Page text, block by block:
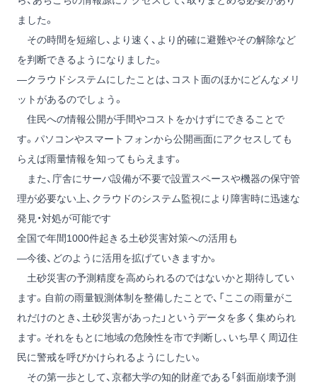
ました。
その時間を短縮し、より速く、より的確に避難やその解除など
を判断できるようになりました。
―クラウドシステムにしたことは、コスト面のほかにどんなメリ
ットがあるのでしょう。
住民への情報公開が手間やコストをかけずにできることで
す。パソコンやスマートフォンから公開画面にアクセスしても
らえば雨量情報を知ってもらえます。
また、庁舎にサーバ設備が不要で設置スペースや機器の保守管
理が必要ない上、クラウドのシステム監視により障害時に迅速な
発見・対処が可能です
全国で年間1000件起きる土砂災害対策への活用も
―今後、どのように活用を拡げていきますか。
土砂災害の予測精度を高められるのではないかと期待してい
ます。自前の雨量観測体制を整備したことで、「ここの雨量がこ
れだけのとき、土砂災害があった」というデータを多く集められ
ます。それをもとに地域の危険性を市で判断し、いち早く周辺住
民に警戒を呼びかけられるようにしたい。
その第一歩として、京都大学の知的財産である「斜面崩壊予測